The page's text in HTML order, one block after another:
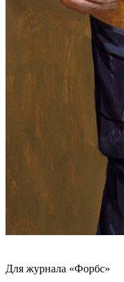
Для журнала «Форбс»